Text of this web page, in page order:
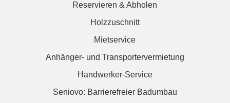
Reservieren & Abholen
Holzzuschnitt
Mietservice
Anhänger- und Transportervermietung
Handwerker-Service
Seniovo: Barrierefreier Badumbau